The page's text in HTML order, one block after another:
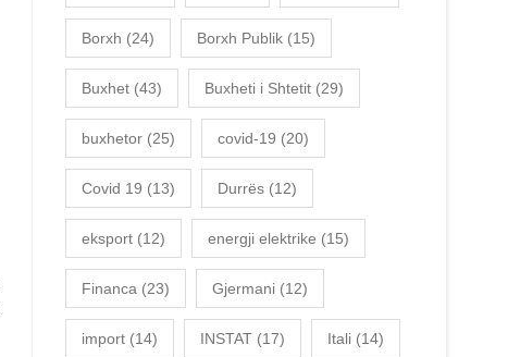
Borxh (24) Borxh Publik (15)
Buxhet (43) Buxheti i Shtetit (29)
buxhetor (25) covid-19 (20)
Covid 19 (13) Durrës (12)
eksport (12) energji elektrike (15)
Financa (23) Gjermani (12)
import (14) INSTAT (17) Itali (14)